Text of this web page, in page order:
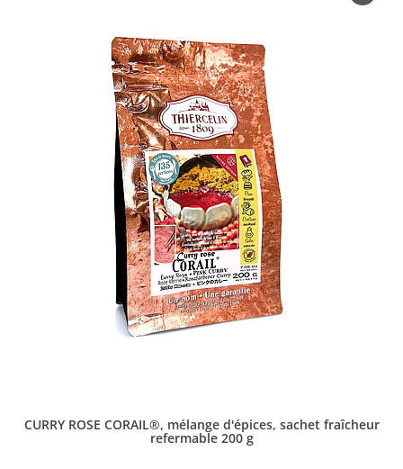
CURRY ROSE CORAIL®, mélange d'épices, sachet fraîcheur
refermable 200 g